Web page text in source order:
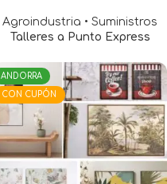
Agroindustria • Suministros
Talleres a Punto Express
ANDORRA
CON CUPÓN